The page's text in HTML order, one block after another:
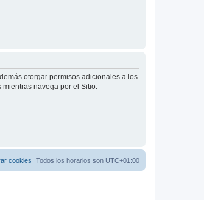
otorgar permisos adicionales a los
navega por el Sitio.
Todos los horarios son UTC+01:00
cookies